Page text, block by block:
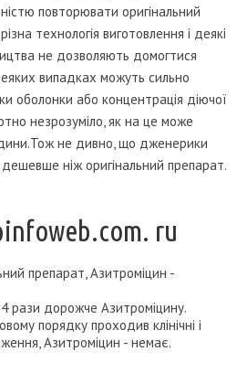
повторювати оригінальний
технологія виготовлення і деякі
не дозволяють домогтися
випадках можуть сильно
оболонки або концентрація діючої
незрозуміло, як на це може
не дивно, що дженерики
ніж оригінальний препарат.
ru
препарат, Азитроміцин -
рази дорожче Азитроміцину.
порядку проходив клінічні і
Азитроміцин - немає.